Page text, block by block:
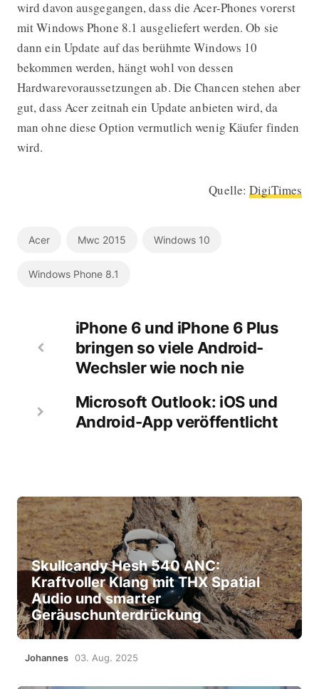
wird davon ausgegangen, dass die Acer-Phones vorerst
mit Windows Phone 8.1 ausgeliefert werden. Ob sie
dann ein Update auf das berühmte Windows 10
bekommen werden, hängt wohl von dessen
Hardwarevoraussetzungen ab. Die Chancen stehen aber
gut, dass Acer zeitnah ein Update anbieten wird, da
man ohne diese Option vermutlich wenig Käufer finden
wird.
Quelle:DigiTimes
Acer Mwc 2015 Windows 10
Windows Phone 8.1
iPhone 6 und iPhone 6 Plus
bringen so viele Android-
Wechsler wie noch nie
Microsoft Outlook: iOS und
Android-App veröffentlicht
Skullcandy Hesh 540 ANC:
Kraftvoller Klang mit THX Spatial
Audio und smarter
Geräuschunterdrückung
Johannes 03. Aug. 2025